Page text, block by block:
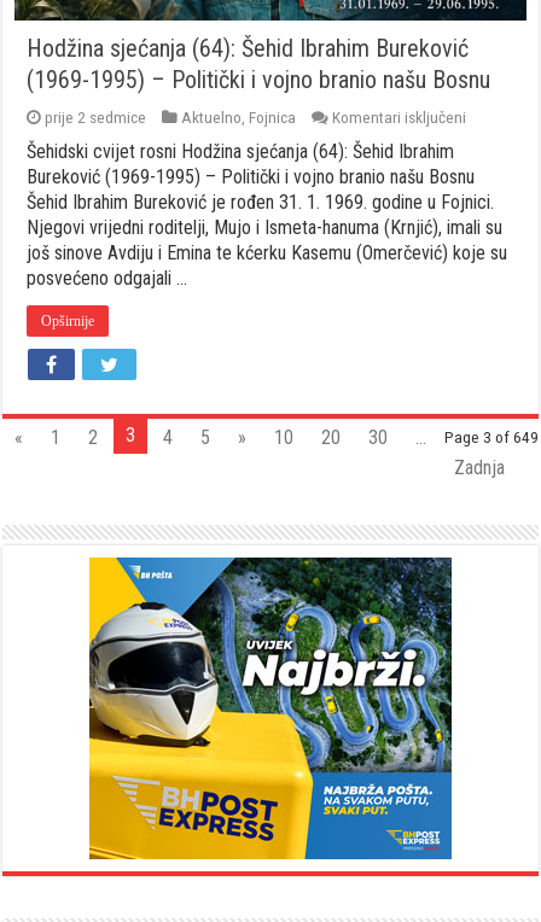
Hodžina sjećanja (64): Šehid Ibrahim Bureković
(1969-1995) – Politički i vojno branio našu Bosnu
prije 2 sedmice Aktuelno Fojnica Komentari isključeni
(64):
Šehid
Ibrahim
Bureković
(1969-
Šehidski cvijet rosni Hodžina sjećanja (64): Šehid Ibrahim
Bureković (1969-1995) – Politički i vojno branio našu Bosnu
Šehid Ibrahim Bureković je rođen 31. 1. 1969. godine u Fojnici.
Njegovi vrijedni roditelji, Mujo i Ismeta-hanuma (Krnjić), imali su
još sinove Avdiju i Emina te kćerku Kasemu (Omerčević) koje su
posvećeno odgajali …
Opširnije
Page 3 of 649
« 1 2 3 4 5 » 10 20 30
...
Zadnja